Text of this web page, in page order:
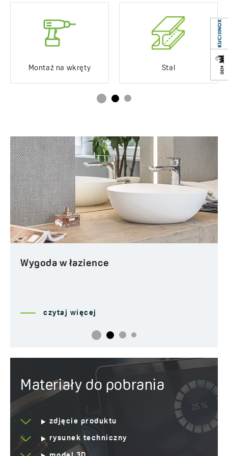
Montaż na wkręty Stal
Wygoda w łazience
czytaj więcej
Materiały do pobrania
zdjęcie produktu
rysunek techniczny